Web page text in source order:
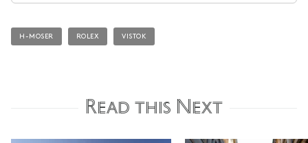
H-MOSER ROLEX VISTOK
Read this Next